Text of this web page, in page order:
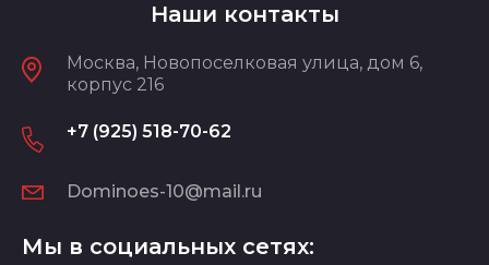
Наши контакты
Москва, Новопоселковая улица, дом 6,
корпус 216
+7 (925) 518-70-62
Dominoes-10@mail.ru
Мы в социальных сетях: